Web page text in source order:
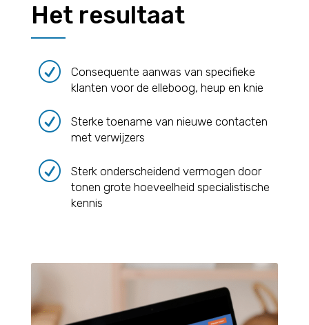
Het resultaat
R
Consequente aanwas van specifieke
klanten voor de elleboog, heup en knie
R
Sterke toename van nieuwe contacten
met verwijzers
R
Sterk onderscheidend vermogen door
tonen grote hoeveelheid specialistische
kennis